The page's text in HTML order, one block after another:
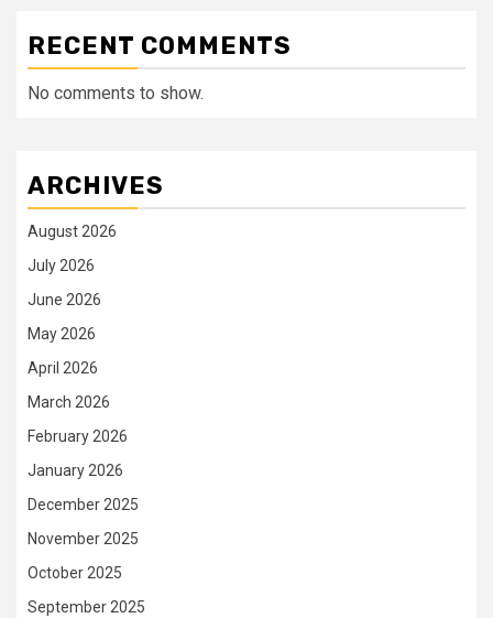
RECENT COMMENTS
No comments to show.
ARCHIVES
August 2026
July 2026
June 2026
May 2026
April 2026
March 2026
February 2026
January 2026
December 2025
November 2025
October 2025
September 2025